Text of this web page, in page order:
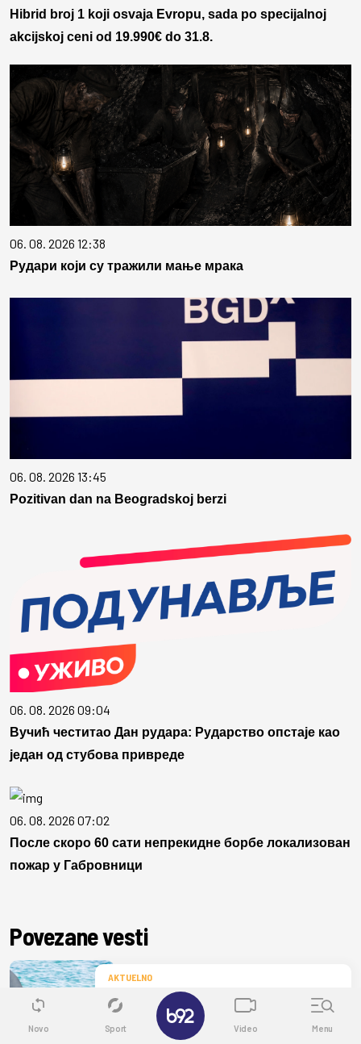
Hibrid broj 1 koji osvaja Evropu, sada po specijalnoj
akcijskoj ceni od 19.990€ do 31.8.
06. 08. 2026 12:38
Рудари који су тражили мање мрака
06. 08. 2026 13:45
Pozitivan dan na Beogradskoj berzi
06. 08. 2026 09:04
Вучић честитао Дан рудара: Рударство опстаје као
један од стубова привреде
06. 08. 2026 07:02
После скоро 60 сати непрекидне борбе локализован
пожар у Габровници
Povezane vesti
AKTUELNO
Ogromna ajkula prišla obali, kupači u
strahu VIDEO
Novo Sport Video Menu
✕